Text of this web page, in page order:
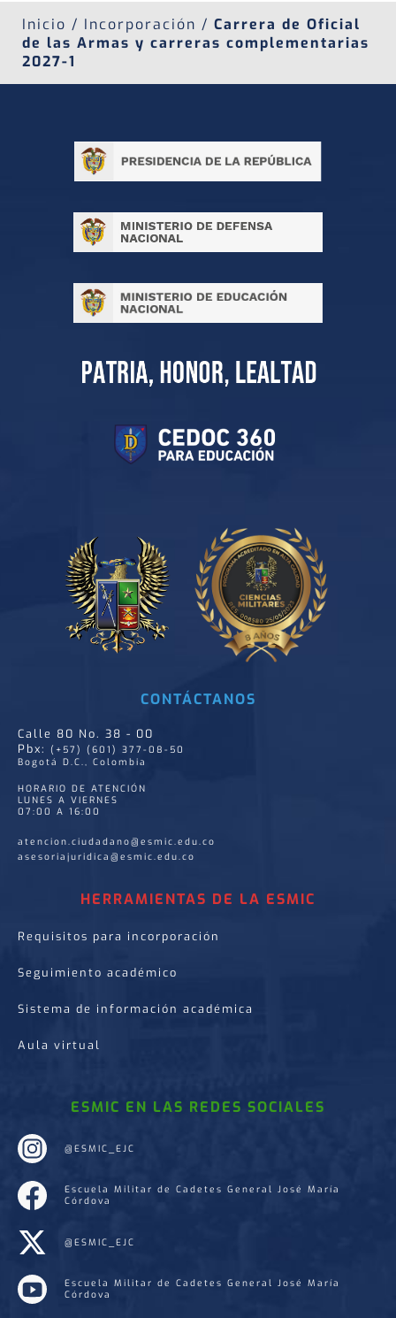
Inicio / Incorporación / Carrera de Oficial
de las Armas y carreras complementarias
2027-1
CONTÁCTANOS
Calle 80 No. 38 - 00
Pbx:
(+57) (601) 377-08-50
Bogotá D.C., Colombia
HORARIO DE ATENCIÓN
LUNES A VIERNES
07:00 A 16:00
atencion.ciudadano@esmic.edu.co
asesoriajuridica@esmic.edu.co
HERRAMIENTAS DE LA ESMIC
Requisitos para incorporación
Seguimiento académico
Sistema de información académica
Aula virtual
ESMIC EN LAS REDES SOCIALES
@ESMIC_EJC
Escuela Militar de Cadetes General José María
Córdova
@ESMIC_EJC
Escuela Militar de Cadetes General José María
Córdova